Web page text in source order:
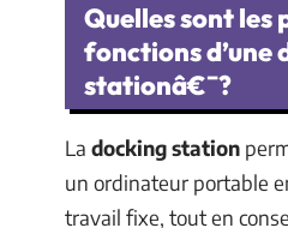
Quelles sont les
fonctions d’une
stationâ€¯?
La docking station
un ordinateur portable
travail fixe, tout en